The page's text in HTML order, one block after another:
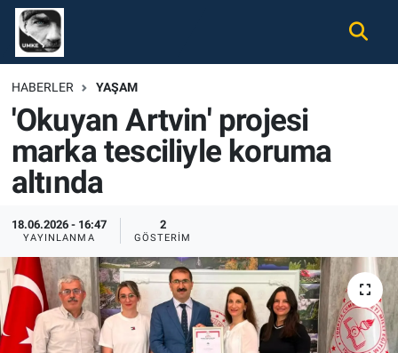
HABERLER YAŞAM
'Okuyan Artvin' projesi
marka tesciliyle koruma
altında
18.06.2026 - 16:47
YAYINLANMA
2
GÖSTERIM
Gündem
Ekonomi
Spor
Tüm Haberler
İletişim
Künye
Nöbetçi Eczaneler
Hava Durumu
Namaz Vakitleri
Süper Lig Puan Durumu ve Fikstür
Tüm Manşetler
Son Dakika Haberleri